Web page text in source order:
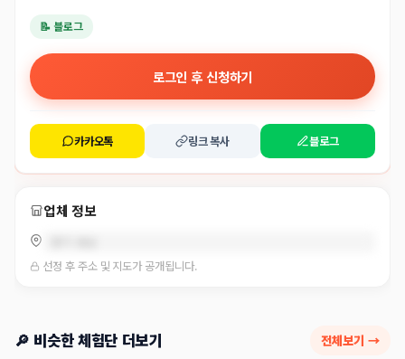
📝 블로그
로그인 후 신청하기
카카오톡 링크 복사 블로그
업체 정보
선정 후 주소 및 지도가 공개됩니다.
🔎 비슷한 체험단 더보기 전체보기 →